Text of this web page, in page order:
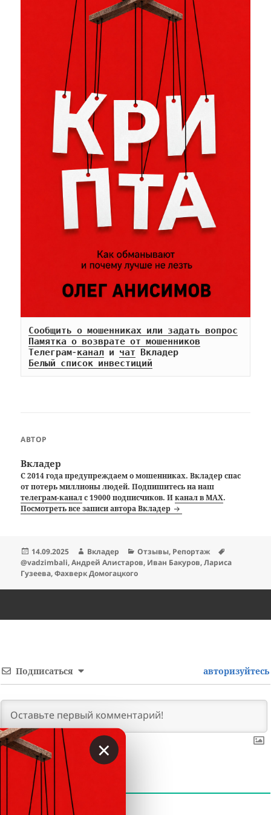
Сообщить о мошенниках или задать вопрос
Памятка о возврате от мошенников
Телеграм-канал и чат
Белый список инвестиций
АВТОР
Вкладер
С 2014 года предупреждаем о мошенниках. Вкладер спас
от потерь миллионы людей. Подпишитесь на наш
телеграм-каналс 19000 подписчиков. Иканал в MAX.
Посмотреть все записи автора Вкладер
Опубликовано
14.09.2025 Автор
Вкладер Рубрики
Отзывы, Репортаж
@vadzimbali,Андрей Алистаров, Иван Бакуров,Лариса
Гузеева,Фахверк Домогацкого
Подписаться авторизуйтесь
КОММЕНТАРИЕВ
×